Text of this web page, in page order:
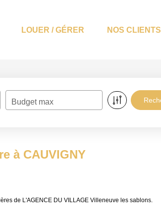
LOUER / GÉRER NOS CLIENTS
Budget max
à CAUVIGNY
de L'AGENCE DU VILLAGE Villeneuve les sablons.